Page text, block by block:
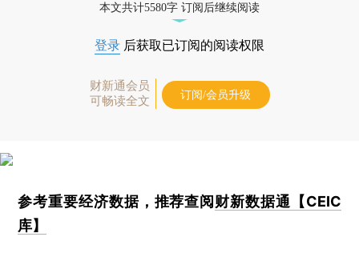
本文共计5580字 订阅后继续阅读
登录 后获取已订阅的阅读权限
财新通会员
可畅读全文
订阅/会员升级
参考重要经济数据，推荐查阅 财新数据通【CEIC
库】